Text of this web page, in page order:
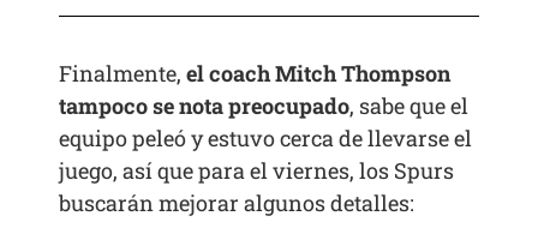
Finalmente,el coach Mitch Thompson
tampoco se nota preocupado, sabe que el
equipo peleó y estuvo cerca de llevarse el
juego, así que para el viernes, los Spurs
buscarán mejorar algunos detalles: